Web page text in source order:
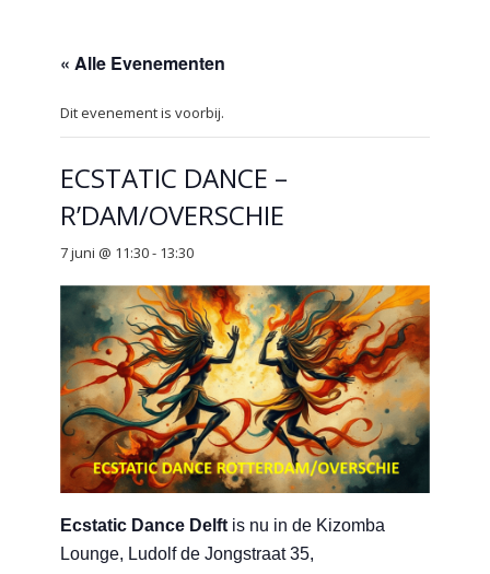
« Alle Evenementen
Dit evenement is voorbij.
ECSTATIC DANCE –
R’DAM/OVERSCHIE
7 juni @ 11:30- 13:30
Ecstatic Dance Delft is nu in de Kizomba
Lounge, Ludolf de Jongstraat 35,